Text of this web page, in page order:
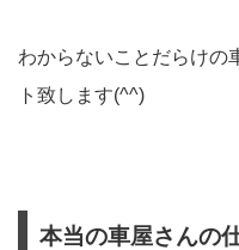
わからないことだらけの
ト致します(^^)
本当の車屋さんの